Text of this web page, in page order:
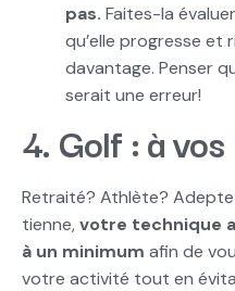
pas. Faites-la
qu’elle progresse et
davantage. Penser
serait une erreur!
4. Golf : à
Retraité? Athlète? Adepte
tienne,votre technique
à un minimum afin de
votre activité tout en